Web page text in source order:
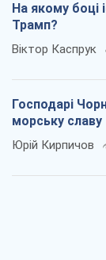
На якому боці
Трамп?
Віктор Каспрук
Господарі
морську славу
Юрій Кирпичов